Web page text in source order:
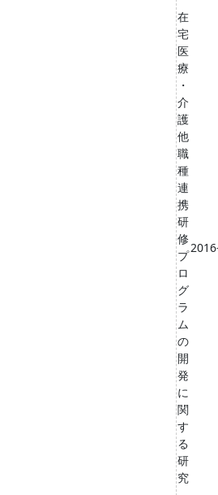
在
宅
医
療
・
介
護
他
職
種
連
携
研
修
プ
ロ
グ
ラ
ム
の
開
発
に
関
す
る
研
究